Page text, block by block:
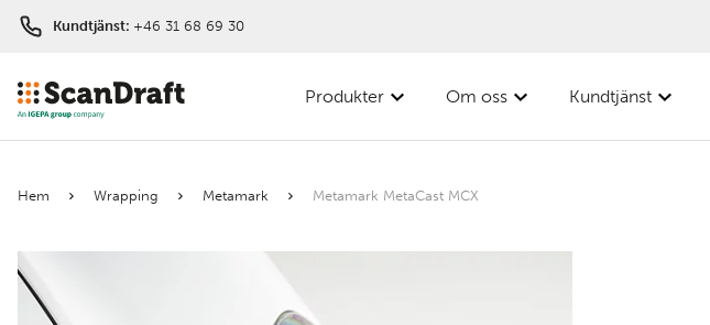
Kundtjänst: +46 31 68 69 30
Produkter Om oss Kundtjänst
Hem Wrapping Metamark Metamark MetaCast MCX
Färg
Bredd